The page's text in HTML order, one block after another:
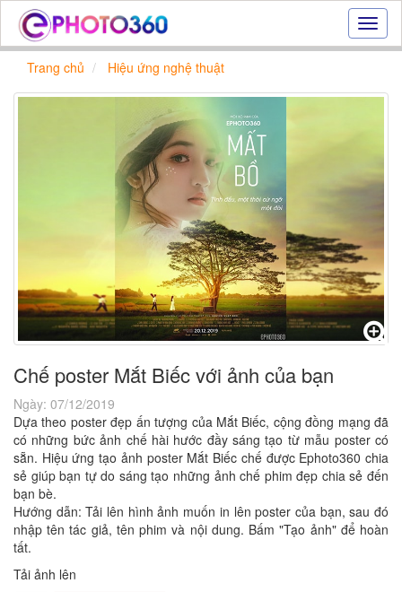
Hiệu
ứng
|
tuyến,
Trang chủ Hiệu ứng nghệ thuật
Chế poster Mắt Biếc với ảnh của bạn
Ngày: 07/12/2019
Dựa theo poster đẹp ấn tượng của Mắt Biếc, cộng đồng mạng đã
có những bức ảnh chế hài hước đầy sáng tạo từ mẫu poster có
sẵn. Hiệu ứng tạo ảnh poster Mắt Biếc chế được Ephoto360 chia
sẻ giúp bạn tự do sáng tạo những ảnh chế phim đẹp chia sẻ đến
bạn bè.
Hướng dẫn: Tải lên hình ảnh muốn in lên poster của bạn, sau đó
nhập tên tác giả, tên phim và nội dung. Bấm "Tạo ảnh" để hoàn
tất.
Tải ảnh lên